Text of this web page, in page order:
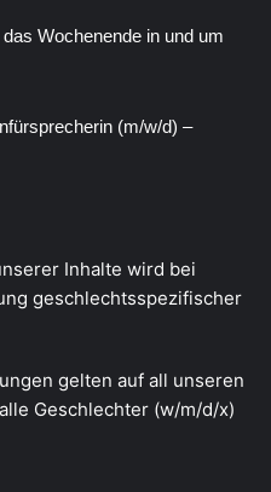
Wochenende in und um
(m/w/d) –
Inhalte wird bei
geschlechtsspezifischer
gelten auf all unseren
Geschlechter (w/m/d/x)